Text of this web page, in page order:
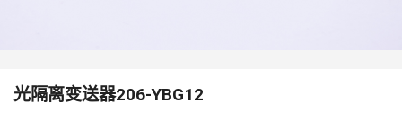
光隔离变送器206-YBG12